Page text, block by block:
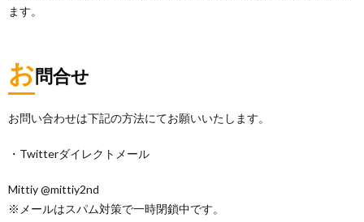
ます。
お問合せ
お問い合わせは下記の方法にてお願いいたします。
・Twitterダイレクトメール
Mittiy @mittiy2nd
※メールはスパム対策で一時閉鎖中です。